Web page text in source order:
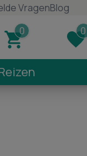
VragenBlog